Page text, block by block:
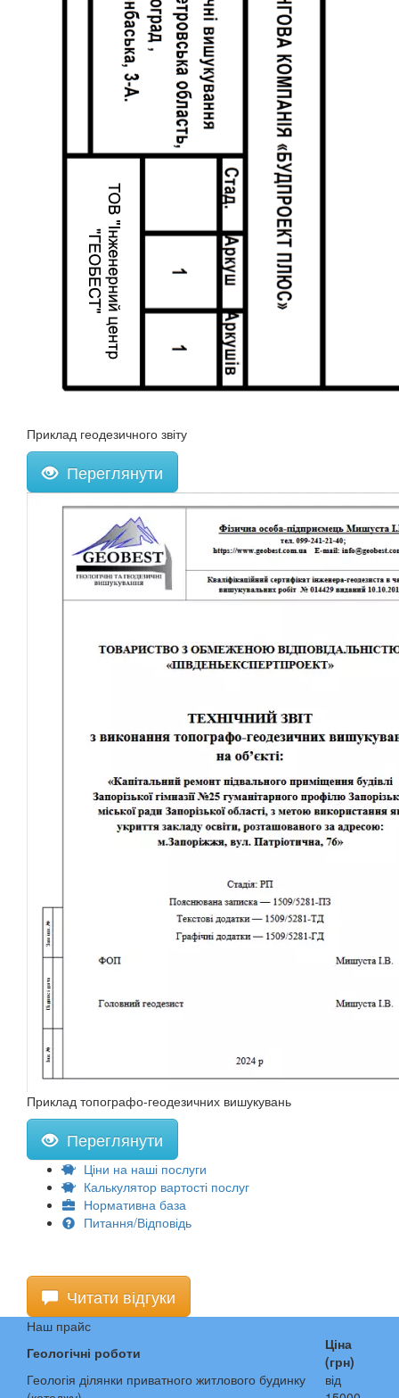
Приклад геодезичного звіту
Переглянути
Приклад топографо-геодезичних вишукувань
Переглянути
Ціни на наші послуги
Калькулятор вартості послуг
Нормативна база
Питання/Відповідь
Читати відгуки
Наш прайс
Геологічні роботи
Ціна
(грн)
Геологія ділянки приватного житлового будинку
від